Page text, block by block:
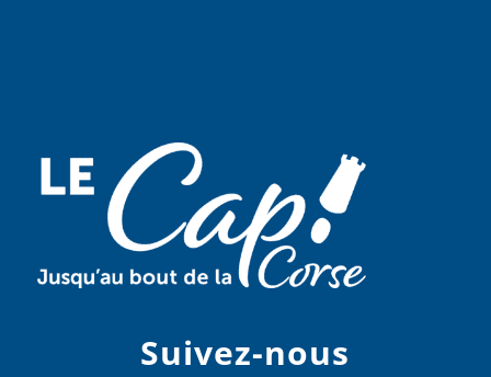
Suivez-nous